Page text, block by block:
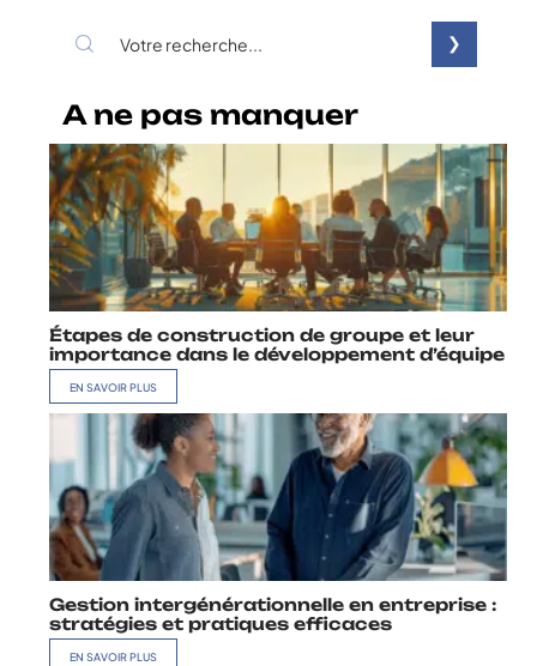
A ne pas manquer
Étapes de construction de groupe et leur
importance dans le développement d’équipe
EN SAVOIR PLUS
Gestion intergénérationnelle en entreprise :
stratégies et pratiques efficaces
EN SAVOIR PLUS